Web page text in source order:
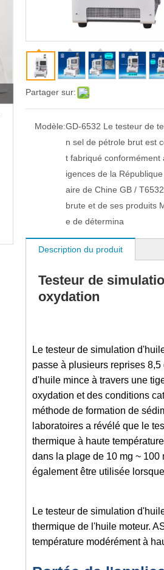
Partager sur:
Modèle:GD-6532 Le testeur de
n sel de pétrole brut est
t fabriqué conformément
igences de la
aire de Chine GB /
brute et de ses produits
e de détermina
Description du produit
Testeur de
oxydation
Le testeur de simulation
passe à plusieurs reprises
d'huile mince à travers une
oxydation et des conditions
méthode de formation de
laboratoires a révélé que le
thermique à haute
dans la plage de 10 mg ~
également être utilisée
Le testeur de simulation
thermique de l'huile moteur.
température modérément à